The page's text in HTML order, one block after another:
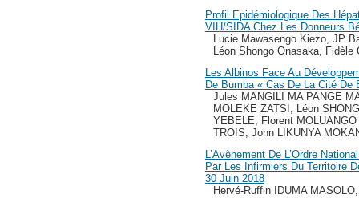
Profil Epidémiologique Des
VIH/SIDA Chez Les Donneurs
Lucie Mawasengo Kiezo, JP
Léon Shongo Onasaka, Fidèle
Les Albinos Face Au
De Bumba « Cas De La Cité De
Jules MANGILI MA PANGE
MOLEKE ZATSI, Léon
YEBELE, Florent
TROIS, John LIKUNYA
L’Avènement De L’Ordre
Par Les Infirmiers Du Territoire
30 Juin 2018
Hervé-Ruffin IDUMA